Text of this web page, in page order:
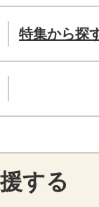
特集から探
する